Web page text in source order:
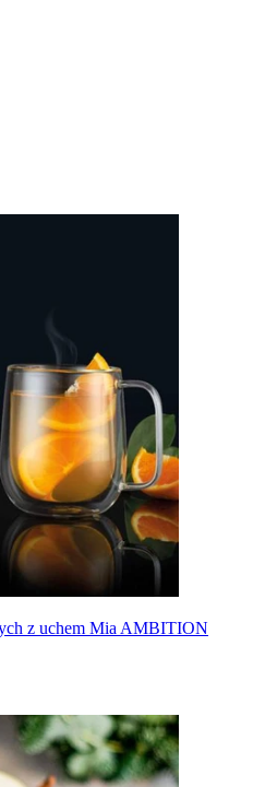
z uchem Mia AMBITION